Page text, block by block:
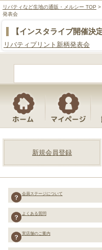
リバティなど生地の通販・メルシー TOP >
発表会
【インスタライブ開催決
リバティプリント新柄発表会
新規会員登録
会員ステージについて
よくある質問
実店舗のご案内